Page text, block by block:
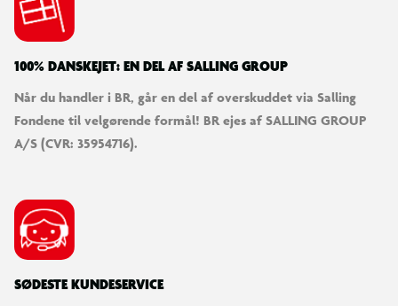
100% DANSKEJET: EN DEL AF SALLING GROUP
Når du handler i BR, går en del af overskuddet via Salling
Fondene til velgørende formål! BR ejes af SALLING GROUP
A/S (CVR: 35954716).
SØDESTE KUNDESERVICE